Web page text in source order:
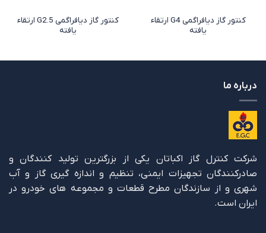
کنتور گاز دیافراگمی G4 ارتقاء
یافته
کنتور گاز دیافراگمی G2.5 ارتقاء
یافته
درباره ما
شرکت کنترل گاز اکباتان یکی از بزرگترین تولید کنندگان و
صادرکنندگان تجهیزات ایمنی، تنظیم و اندازه گیری گاز و آب
شهری و از سازندگان مطرح قطعات و مجموعه های خودرو در
ایران است.